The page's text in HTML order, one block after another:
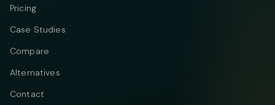
Pricing
Case Studies
Compare
Alternatives
Contact